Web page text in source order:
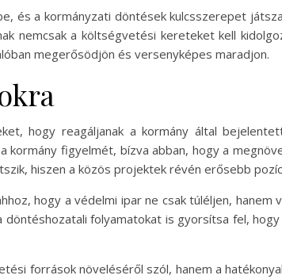
és a kormányzati döntések kulcsszerepet
nemcsak a költségvetési kereteket kell
megerősödjön és versenyképes maradjon.
hogy reagáljanak a kormány által
kormány figyelmét, bízva abban, hogy a
hiszen a közös projektek révén erősebb
hogy a védelmi ipar ne csak túléljen, hanem
folyamatokat is gyorsítsa fel,
források növeléséről szól, hanem a